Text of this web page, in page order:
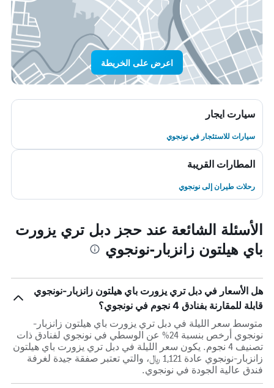
اعرض على الخريطة
سيارت ايجار
سيارات للاستئجار في نونجوي
المطارات القريبة
رحلات طيران إلى نونجوي
الأسئلة الشائعة عند حجز دبل تري يزورت
باي هيلتون زانزبار-نونجوي
هل الأسعار في دبل تري يزورت باي هيلتون زانزبار-نونجوي
قابلة للمقارنة بفنادق 4 نجوم في نونجوي؟
متوسط سعر الليلة في دبل تري يزورت باي هيلتون زانزبار-
نونجوي أرخص بنسبة 24% عن الوسطي في نونجوي لفنادق ذات
تصنيف 4 نجوم. يكون سعر الليلة في دبل تري يزورت باي هيلتون
زانزبار-نونجوي عادة 1,121 ﷼، والتي تعتبر صفقة جيدة لغرفة
فندق عالية الجودة في نونجوي.